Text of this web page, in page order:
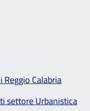
Calabria
settore Urbanistica